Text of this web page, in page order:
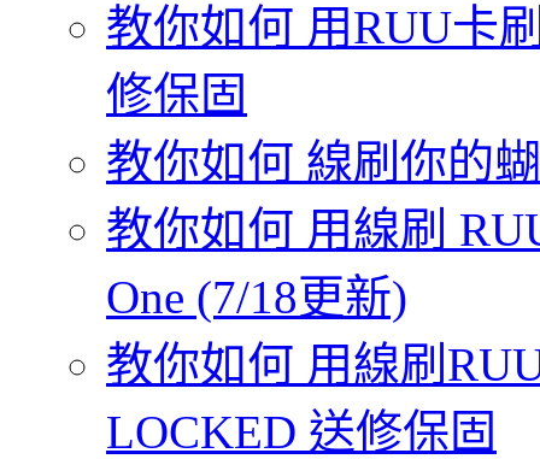
教你如何 用RUU卡
修保固
教你如何 線刷你的
教你如何 用線刷
One (7/18更新)
教你如何 用線刷
LOCKED 送修保固